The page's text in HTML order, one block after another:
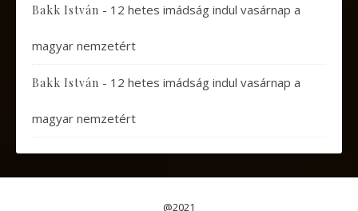
Bakk István - 12 hetes imádság indul vasárnap a
magyar nemzetért
Bakk István - 12 hetes imádság indul vasárnap a
magyar nemzetért
@2021